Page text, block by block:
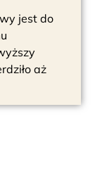
jest do
aż